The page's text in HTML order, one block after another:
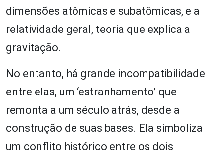
dimensões atômicas e subatômicas, e a
relatividade geral, teoria que explica a
gravitação.
No entanto, há grande incompatibilidade
entre elas, um ‘estranhamento’ que
remonta a um século atrás, desde a
construção de suas bases. Ela simboliza
um conflito histórico entre os dois